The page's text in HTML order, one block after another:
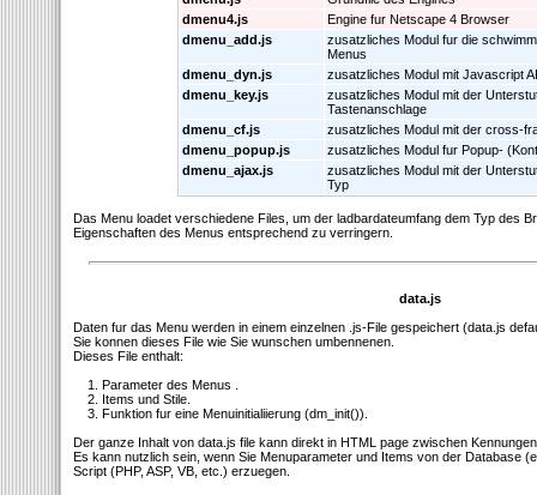
dmenu4.js
Engine fur Netscape 4 Browser
dmenu_add.js
zusatzliches Modul fur die
Menus
dmenu_dyn.js
zusatzliches Modul mit Javascript
dmenu_key.js
zusatzliches Modul mit der
Tastenanschlage
dmenu_cf.js
zusatzliches Modul mit der cross-
dmenu_popup.js
zusatzliches Modul fur Popup-
dmenu_ajax.js
zusatzliches Modul mit der
Typ
Das Menu loadet verschiedene Files, um der ladbardateumfang dem Typ des
Eigenschaften des Menus entsprechend zu verringern.
data.js
Daten fur das Menu werden in einem einzelnen .js-File gespeichert (data.js
Sie konnen dieses File wie Sie wunschen umbennenen.
Dieses File enthalt:
1. Parameter des Menus .
2. Items und Stile.
3. Funktion fur eine Menuinitialiierung (dm_init()).
Der ganze Inhalt von data.js file kann direkt in HTML page zwischen
Es kann nutzlich sein, wenn Sie Menuparameter und Items von der Database
Script (PHP, ASP, VB, etc.) erzuegen.